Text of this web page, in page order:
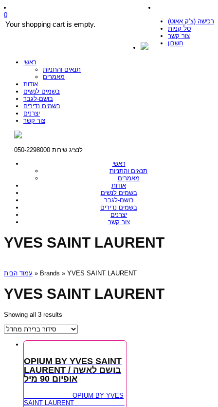
רכישה (צ’ק אאוט)
סל קניות
צור קשר
חשבון
0
Your shopping cart is empty.
ראשי
תנאים והתניות
מאמרים
אודות
בשמים לנשים
בושם-לגבר
בשמים נדירים
יצרנים
צור קשר
לנציג שירות 050-2298000
ראשי
תנאים והתניות
מאמרים
אודות
בשמים לנשים
בושם-לגבר
בשמים נדירים
יצרנים
צור קשר
YVES SAINT LAURENT
עמוד הבית » Brands » YVES SAINT LAURENT
YVES SAINT LAURENT
Showing all 3 results
OPIUM BY YVES SAINT
LAURENT / בושם לאשה
אופיום 90 מיל
OPIUM BY YVES
SAINT LAURENT